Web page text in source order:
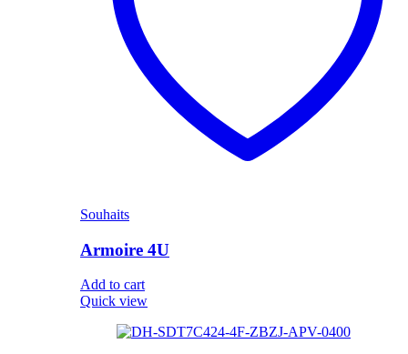
Souhaits
Armoire 4U
Add to cart
Quick view